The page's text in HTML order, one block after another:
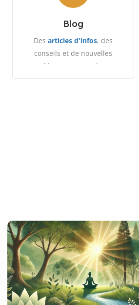
Blog
Des articles d'infos, des
conseils et de nouvelles
découvertes sur les
médecines alternatives et la